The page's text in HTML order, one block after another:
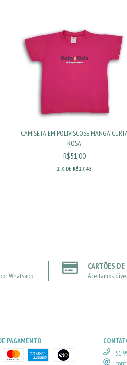
CAMISETA EM POLIVISCOSE MANGA
ROSA
R$51,00
2 X DER$27,45
Whatsapp
CARTÕES
Aceitamos
PAGAMENTO
51